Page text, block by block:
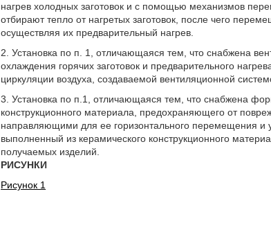
нагрев холодных заготовок и с помощью механизмов
отбирают тепло от нагретых заготовок, после чего
осуществляя их предварительный нагрев.
2. Установка по п. 1, отличающаяся тем, что снабжена
охлаждения горячих заготовок и предварительного
циркуляции воздуха, создаваемой вентиляционной
3. Установка по п.1, отличающаяся тем, что снабжена
конструкционного материала, предохраняющего от
направляющими для ее горизонтального перемещения и
выполненный из керамического конструкционного
получаемых изделий.
РИСУНКИ
Рисунок 1